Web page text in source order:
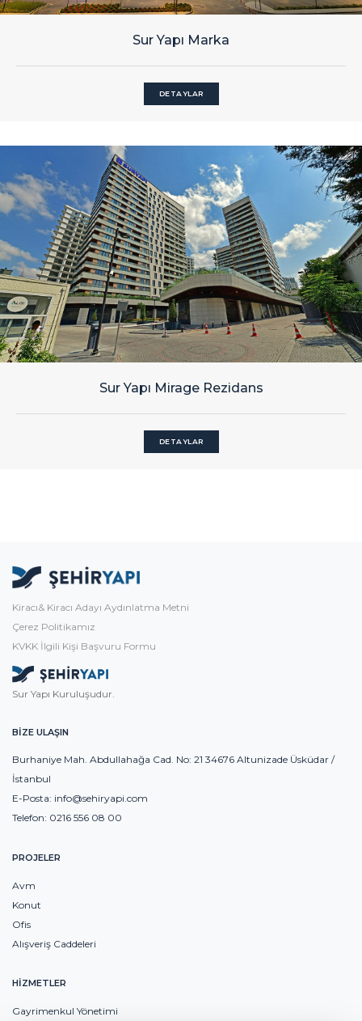
Sur Yapı Marka
DETAYLAR
Sur Yapı Mirage Rezidans
DETAYLAR
Kiracı& Kiracı Adayı Aydınlatma Metni
Çerez Politikamız
KVKK İlgili Kişi Başvuru Formu
Sur Yapı Kuruluşudur.
BİZE ULAŞIN
Burhaniye Mah. Abdullahağa Cad. No: 21 34676 Altunizade Üsküdar /
İstanbul
E-Posta: info@sehiryapi.com
Telefon: 0216 556 08 00
PROJELER
Avm
Konut
Ofis
Alışveriş Caddeleri
HİZMETLER
Gayrimenkul Yönetimi